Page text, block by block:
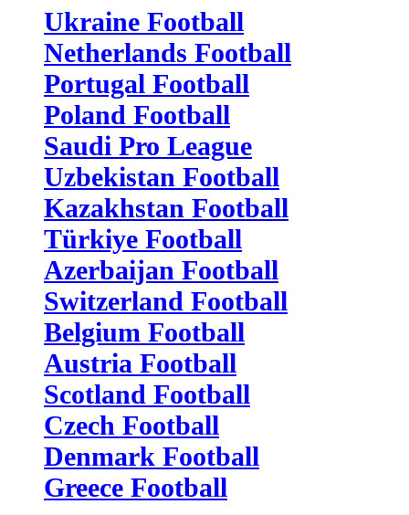
Ukraine Football
Netherlands Football
Portugal Football
Poland Football
Saudi Pro League
Uzbekistan Football
Kazakhstan Football
Türkiye Football
Azerbaijan Football
Switzerland Football
Belgium Football
Austria Football
Scotland Football
Czech Football
Denmark Football
Greece Football